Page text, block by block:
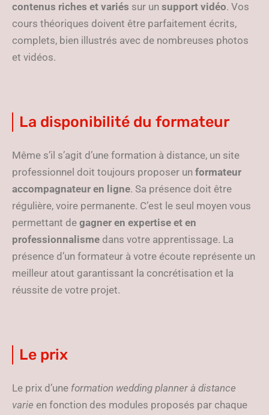
contenus riches et variés sur un support vidéo. Vos
cours théoriques doivent être parfaitement écrits,
complets, bien illustrés avec de nombreuses photos
et vidéos.
La disponibilité du formateur
Même s’il s’agit d’une formation à distance, un site
professionnel doit toujours proposer un formateur
accompagnateur en ligne. Sa présence doit être
régulière, voire permanente. C’est le seul moyen vous
permettant de gagner en expertise et en
professionnalisme dans votre apprentissage. La
présence d’un formateur à votre écoute représente un
meilleur atout garantissant la concrétisation et la
réussite de votre projet.
Le prix
Le prix d’une formation wedding planner à distance
varie en fonction des modules proposés par chaque